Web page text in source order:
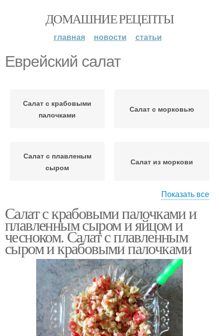
ДОМАШНИЕ РЕЦЕПТЫ
главная новости статьи
Еврейский салат
Салат с крабовыми
палочками
Салат с морковью
Салат с плавленым
сыром
Салат из моркови
Простые салаты Салат из сыра
Салат с сыром Салат с моркови
Салат с помидорами Полезный салат
Показать все
Салат с крабовыми палочками и
плавленным сыром и яйцом и
чесноком. Салат с плавленным
сыром и крабовыми палочками